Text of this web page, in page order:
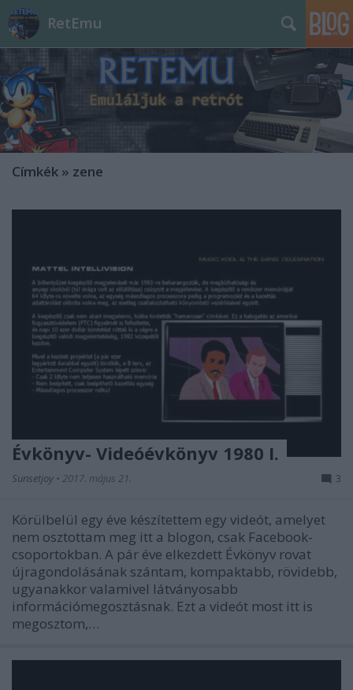
RetEmu
Címkék » zene
Évkönyv- Videóévkönyv 1980 I.
Sunsetjoy • 2017. május 21. 3
Körülbelül egy éve készítettem egy videót, amelyet
nem osztottam meg itt a blogon, csak Facebook-
csoportokban. A pár éve elkezdett Évkönyv rovat
újragondolásának szántam, kompaktabb, rövidebb,
ugyanakkor valamivel látványosabb
információmegosztásnak. Ezt a videót most itt is
megosztom,…